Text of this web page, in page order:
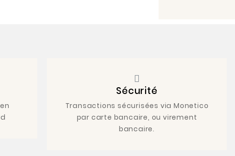
Sécurité
Transactions sécurisées via Monetico
par carte bancaire, ou virement
bancaire.